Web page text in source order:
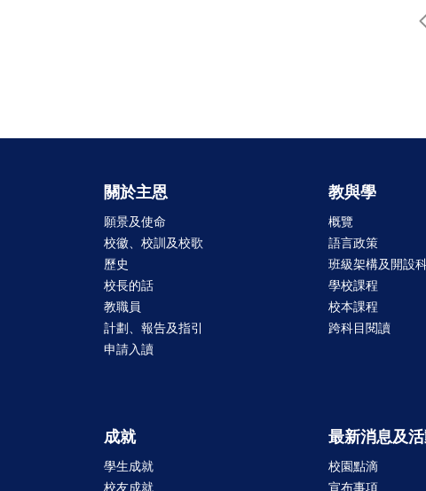
關於主恩
願景及使命
校徽、校訓及校歌
歷史
校長的話
教職員
計劃、報告及指引
申請入讀
教與學
概覽
語言政策
班級架構及開設
學校課程
校本課程
跨科目閱讀
成就
學生成就
校友成就
最新消息及
校園點滴
宣布事項